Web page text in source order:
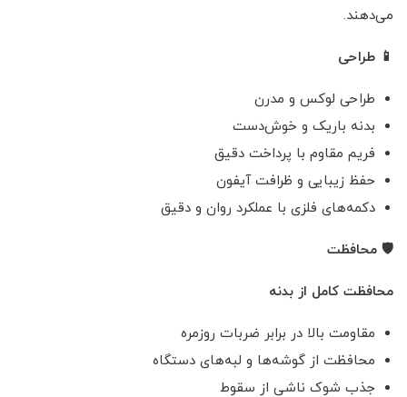
می‌دهند.
📱 طراحی
طراحی لوکس و مدرن
بدنه باریک و خوش‌دست
فریم مقاوم با پرداخت دقیق
حفظ زیبایی و ظرافت آیفون
دکمه‌های فلزی با عملکرد روان و دقیق
🛡️ محافظت
محافظت کامل از بدنه
مقاومت بالا در برابر ضربات روزمره
محافظت از گوشه‌ها و لبه‌های دستگاه
جذب شوک ناشی از سقوط